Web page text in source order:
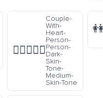
🧑🏿‍❤️‍🧑🏽
Couple-
With-
Heart-
Person-
Person-
Dark-
Skin-
Tone-
Medium-
Skin-Tone